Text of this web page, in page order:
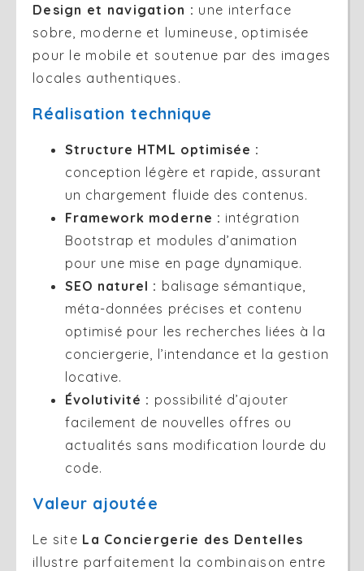
Design et navigation : une interface
sobre, moderne et lumineuse, optimisée
pour le mobile et soutenue par des images
locales authentiques.
Réalisation technique
Structure HTML optimisée :
conception légère et rapide, assurant
un chargement fluide des contenus.
Framework moderne : intégration
Bootstrap et modules d’animation
pour une mise en page dynamique.
SEO naturel : balisage sémantique,
méta-données précises et contenu
optimisé pour les recherches liées à la
conciergerie, l’intendance et la gestion
locative.
Évolutivité : possibilité d’ajouter
facilement de nouvelles offres ou
actualités sans modification lourde du
code.
Valeur ajoutée
Le site La Conciergerie des Dentelles
illustre parfaitement la combinaison entre